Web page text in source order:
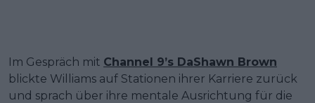
Im Gespräch mit Channel 9’s DaShawn Brown
blickte Williams auf Stationen ihrer Karriere zurück
und sprach über ihre mentale Ausrichtung für die